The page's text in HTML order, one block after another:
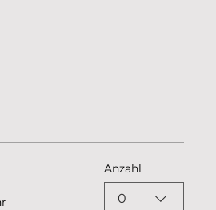
Anzahl
0